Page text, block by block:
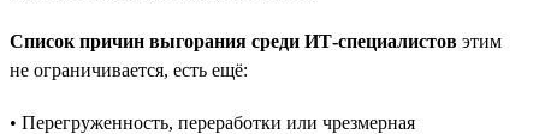
Список причин выгорания среди ИТ-специалистов этим
не ограничивается, есть ещё:
• Перегруженность, переработки или чрезмерная